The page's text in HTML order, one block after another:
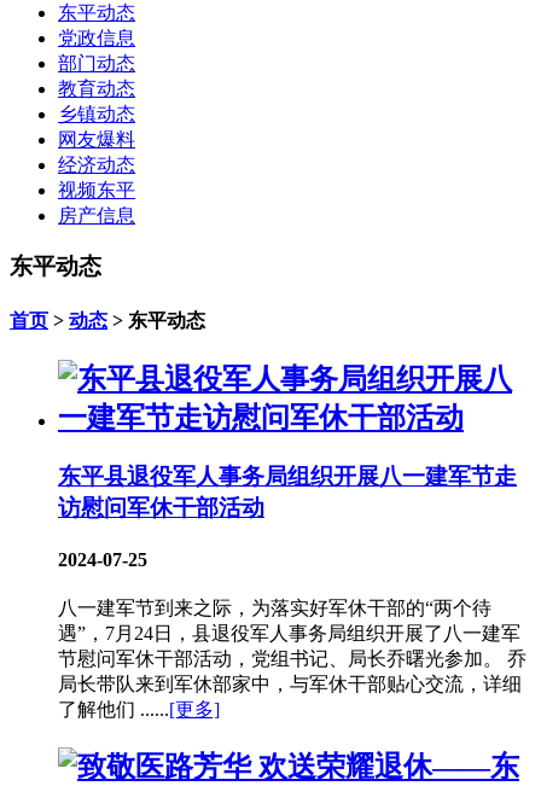
东平动态
党政信息
部门动态
教育动态
乡镇动态
网友爆料
经济动态
视频东平
房产信息
东平动态
首页 > 动态 > 东平动态
东平县退役军人事务局组织开展八一建军节走
访慰问军休干部活动
2024-07-25
八一建军节到来之际，为落实好军休干部的“两个待
遇”，7月24日，县退役军人事务局组织开展了八一建军
节慰问军休干部活动，党组书记、局长乔曙光参加。 乔
局长带队来到军休部家中，与军休干部贴心交流，详细
了解他们 ......[更多]